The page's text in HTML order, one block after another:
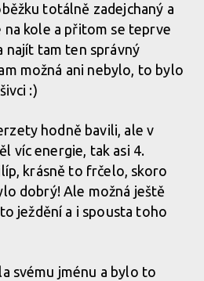
totálně zadejchaný a
na kole a přitom se teprve
najít tam ten správný
možná ani nebylo, to bylo
:)
hodně bavili, ale v
víc energie, tak asi 4.
krásně to frčelo, skoro
dobrý! Ale možná ještě
ježdění a i spousta toho
svému jménu a bylo to